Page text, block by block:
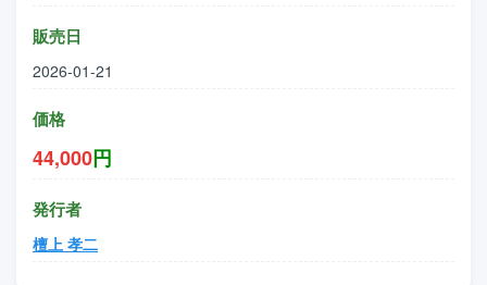
販売日
2026-01-21
価格
44,000円
発行者
檀上 孝二